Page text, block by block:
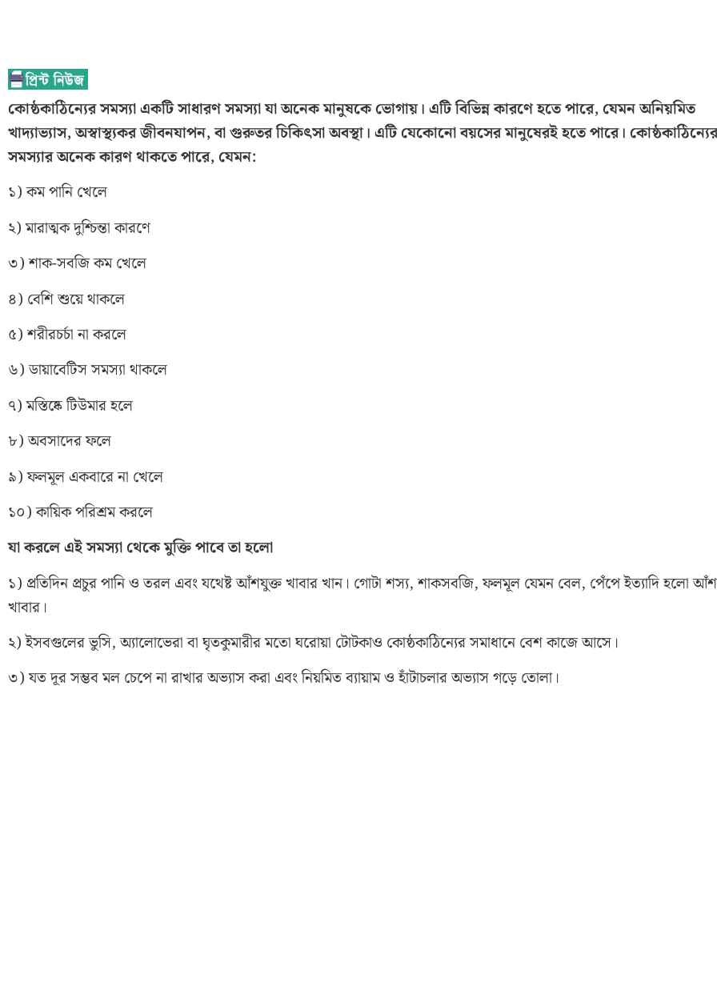
কোষ্ঠকাঠিন্যের সমস্যা একটি সাধারণ সমস্যা যা অনেক মানুষকে ভোগায়। এটি বিভিন্ন কারণে হতে পারে, যেমন অনিয়মিত
খাদ্যাভ্যাস, অস্বাস্থ্যকর জীবনযাপন, বা গুরুতর চিকিৎসা অবস্থা। এটি যেকোনো বয়সের মানুষেরই হতে পারে। কোষ্ঠকাঠিন্যের
সমস্যার অনেক কারণ থাকতে পারে, যেমন:
১) কম পানি খেলে
২) মারাত্মক দুশ্চিন্তা কারণে
৩) শাক-সবজি কম খেলে
৪) বেশি শুয়ে থাকলে
৫) শরীরচর্চা না করলে
৬) ডায়াবেটিস সমস্যা থাকলে
৭) মস্তিষ্কে টিউমার হলে
৮) অবসাদের ফলে
৯) ফলমূল একবারে না খেলে
১০) কায়িক পরিশ্রম করলে
যা করলে এই সমস্যা থেকে মুক্তি পাবে তা হলো
১) প্রতিদিন প্রচুর পানি ও তরল এবং যথেষ্ট আঁশযুক্ত খাবার খান। গোটা শস্য, শাকসবজি, ফলমূল যেমন বেল, পেঁপে ইত্যাদি হলো
খাবার।
২) ইসবগুলের ভুসি, অ্যালোভেরা বা ঘৃতকুমারীর মতো ঘরোয়া টোটকাও কোষ্ঠকাঠিন্যের সমাধানে বেশ কাজে আসে।
৩) যত দূর সম্ভব মল চেপে না রাখার অভ্যাস করা এবং নিয়মিত ব্যায়াম ও হাঁটাচলার অভ্যাস গড়ে তোলা।